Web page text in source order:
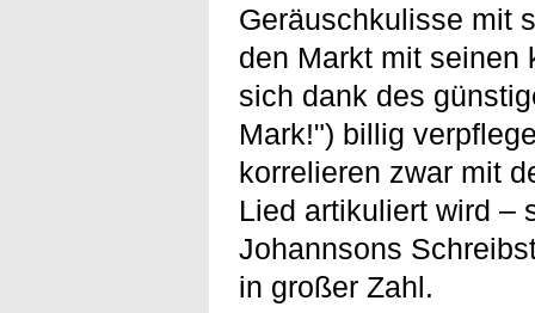
Geräuschkulisse mit
den Markt mit seinen
sich dank des
Mark!") billig
korrelieren zwar mit
Lied artikuliert wird –
Johannsons
in großer Zahl.